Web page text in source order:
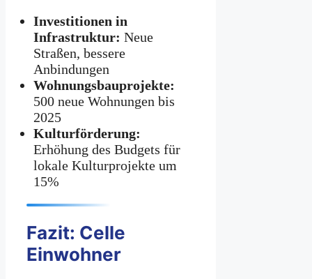
Investitionen in
Infrastruktur: Neue
Straßen, bessere
Anbindungen
Wohnungsbauprojekte:
500 neue Wohnungen bis
2025
Kulturförderung:
Erhöhung des Budgets für
lokale Kulturprojekte um
15%
Fazit: Celle
Einwohner